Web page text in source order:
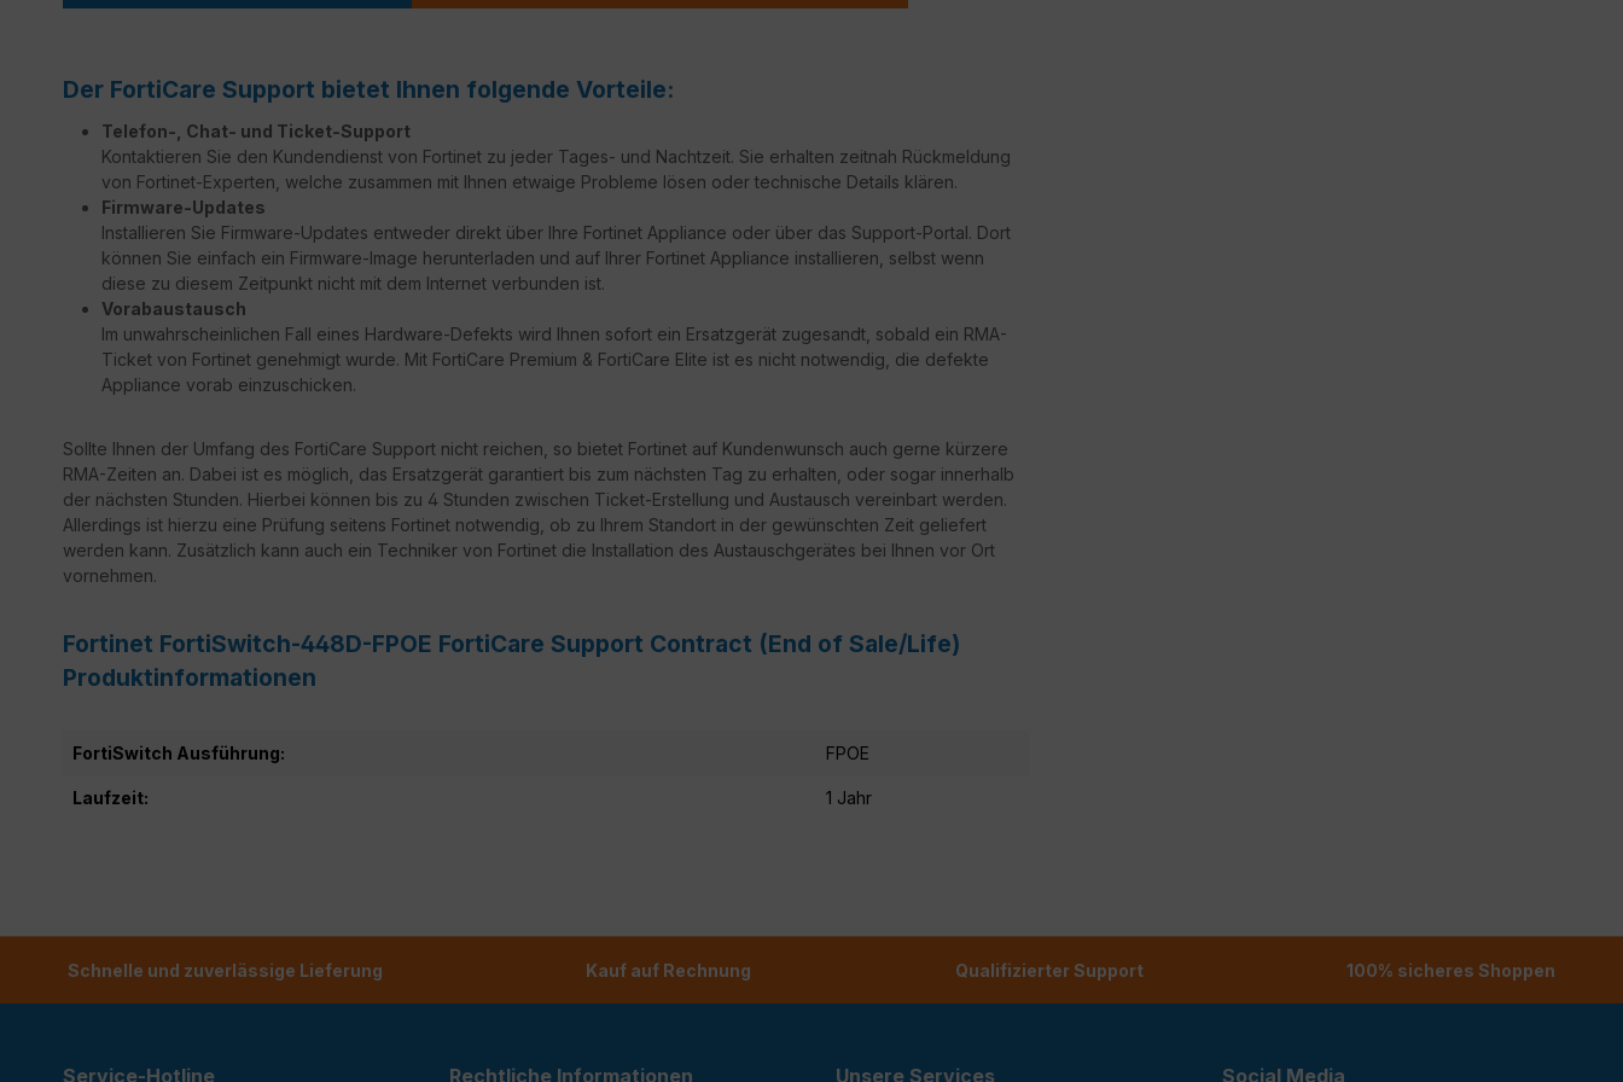
Der FortiCare Support bietet Ihnen folgende Vorteile:
Telefon-, Chat- und Ticket-Support
Kontaktieren Sie den Kundendienst von Fortinet zu jeder Tages- und Nachtzeit. Sie erhalten zeitnah Rückmeldung
von Fortinet-Experten, welche zusammen mit Ihnen etwaige Probleme lösen oder technische Details klären.
Firmware-Updates
Installieren Sie Firmware-Updates entweder direkt über Ihre Fortinet Appliance oder über das Support-Portal. Dort
können Sie einfach ein Firmware-Image herunterladen und auf Ihrer Fortinet Appliance installieren, selbst wenn
diese zu diesem Zeitpunkt nicht mit dem Internet verbunden ist.
Vorabaustausch
Im unwahrscheinlichen Fall eines Hardware-Defekts wird Ihnen sofort ein Ersatzgerät zugesandt, sobald ein RMA-
Ticket von Fortinet genehmigt wurde. Mit FortiCare Premium & FortiCare Elite ist es nicht notwendig, die defekte
Appliance vorab einzuschicken.
Sollte Ihnen der Umfang des FortiCare Support nicht reichen, so bietet Fortinet auf Kundenwunsch auch gerne kürzere
RMA-Zeiten an. Dabei ist es möglich, das Ersatzgerät garantiert bis zum nächsten Tag zu erhalten, oder sogar innerhalb
der nächsten Stunden. Hierbei können bis zu 4 Stunden zwischen Ticket-Erstellung und Austausch vereinbart werden.
Allerdings ist hierzu eine Prüfung seitens Fortinet notwendig, ob zu Ihrem Standort in der gewünschten Zeit geliefert
werden kann. Zusätzlich kann auch ein Techniker von Fortinet die Installation des Austauschgerätes bei Ihnen vor Ort
vornehmen.
Fortinet FortiSwitch-448D-FPOE FortiCare Support Contract (End of Sale/Life)
Produktinformationen
FortiSwitch Ausführung: FPOE
Laufzeit: 1 Jahr
Schnelle und zuverlässige Lieferung Kauf auf Rechnung Qualifizierter Support 100% sicheres Shoppen
Service-Hotline Rechtliche Informationen Unsere Services Social Media